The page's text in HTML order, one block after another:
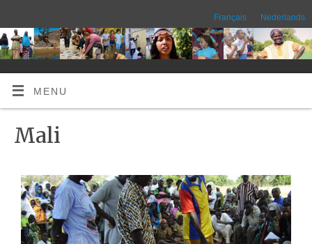
Français Nederlands
MENU
Mali